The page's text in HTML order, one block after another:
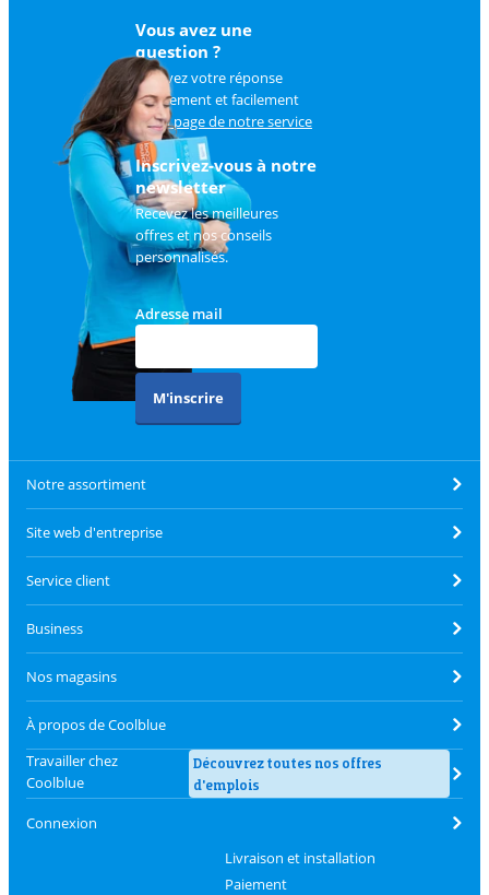
Vous avez une
question ?
Trouvez votre réponse
rapidement et facilement
surla page de notre service
client.
Inscrivez-vous à notre
newsletter
Recevez les meilleures
offres et nos conseils
personnalisés.
Adresse mail
M'inscrire
Notre assortiment
Site web d'entreprise
Service client
Business
Nos magasins
À propos de Coolblue
Travailler chez
Coolblue
Découvrez toutes nos offres
d'emplois
Connexion
Livraison et installation
Paiement